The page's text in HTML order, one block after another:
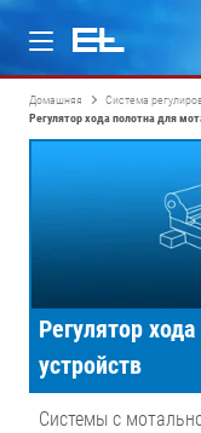
Изделия
Компания
Домашняя
Система
Регулятор хода полотна для
Регулятор
устройств
Системы с